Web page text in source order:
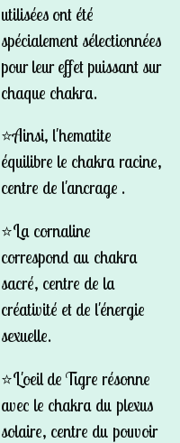
utilisées ont été
spécialement sélectionnées
pour leur effet puissant sur
chaque chakra.
⭐️Ainsi, l'hematite
équilibre le chakra racine,
centre de l'ancrage .
⭐️La cornaline
correspond au chakra
sacré, centre de la
créativité et de l'énergie
sexuelle.
⭐️L'oeil de Tigre résonne
avec le chakra du plexus
solaire, centre du pouvoir